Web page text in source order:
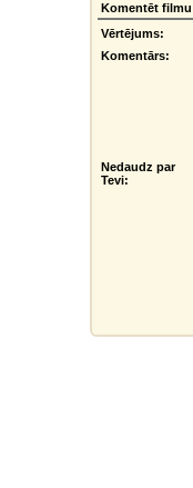
Komentēt
Vērtējums:
Komentārs:
Nedaudz par
Tevi: